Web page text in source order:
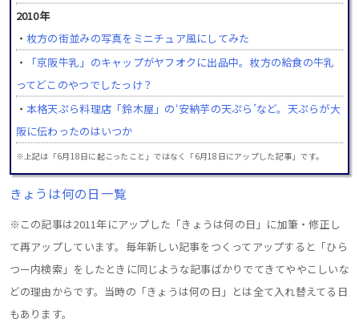
2010年
・ 枚方の街並みの写真をミニチュア風にしてみた
・
「京阪牛乳」のキャップがヤフオクに出品中。枚方の給食の牛乳
ってどこのやつでしたっけ？
・ 本格天ぷら料理店「鈴木屋」の‘安納芋の天ぷら’など。天ぷらが大
阪に伝わったのはいつか
※上記は「6月18日に起こったこと」ではなく「6月18日にアップした記事」です。
きょうは何の日一覧
※この記事は2011年にアップした「きょうは何の日」に加筆・修正し
て再アップしています。毎年新しい記事をつくってアップすると「ひら
つー内検索」をしたときに同じような記事ばかりでてきてややこしいな
どの理由からです。当時の「きょうは何の日」とは全て入れ替えてる日
もあります。